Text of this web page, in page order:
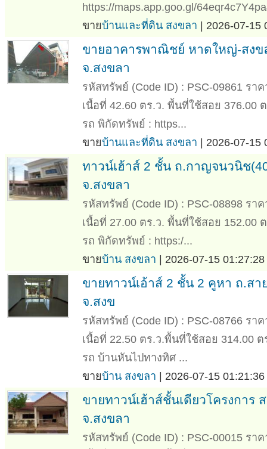
https://maps.app.goo.gl/
ขายบ้านและที่ดิน สงขลา | 2026-07-15
ขายอาคารพาณิชย์ หาดใหญ่-สง
จ.สงขลา
รหัสทรัพย์ (Code ID) : PSC-09861 รา
เนื้อที่ 42.60 ตร.ว. พื้นที่ใช้สอย 376.00
รถ พิกัดทรัพย์ : https...
ขายบ้านและที่ดิน สงขลา | 2026-07-15
ทาวน์เฮ้าส์ 2 ชั้น ถ.กาญจนวนิช
จ.สงขลา
รหัสทรัพย์ (Code ID) : PSC-08898 รา
เนื้อที่ 27.00 ตร.ว. พื้นที่ใช้สอย 152.00
รถ พิกัดทรัพย์ : https:/...
ขายบ้าน สงขลา | 2026-07-15
ขายทาวน์เอ้าส์ 2 ชั้น 2 คูหา ถ.ส
จ.สงข
รหัสทรัพย์ (Code ID) : PSC-08766 รา
เนื้อที่ 22.50 ตร.ว.พื้นที่ใช้สอย 314.00
รถ บ้านหันไปทางทิศ ...
ขายบ้าน สงขลา | 2026-07-15
ขายทาวน์เฮ้าส์ชั้นเดียวโครงการ
จ.สงขลา
รหัสทรัพย์ (Code ID) : PSC-00015 รา